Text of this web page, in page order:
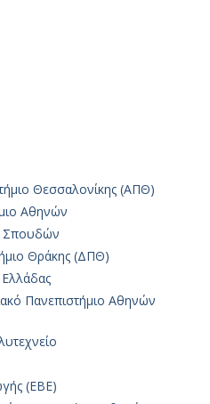
Θεσσαλονίκης (ΑΠΘ)
Αθηνών
Σπουδών
Θράκης (ΔΠΘ)
Ελλάδας
Πανεπιστήμιο Αθηνών
(ΕΒΕ)